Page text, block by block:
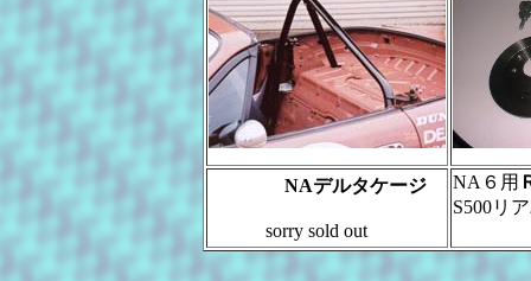
NAデルタケージ
sorry sold out
NA６用
S500リ